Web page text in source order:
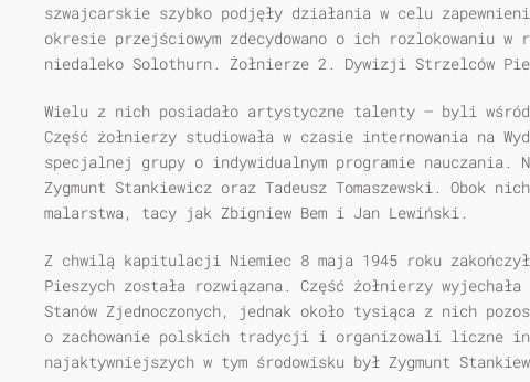
szwajcarskie szybko podjęły działania w celu
okresie przejściowym zdecydowano o ich rozlokowaniu
niedaleko Solothurn. Żołnierze 2. Dywizji Strzelców
Wielu z nich posiadało artystyczne talenty — byli
Część żołnierzy studiowała w czasie internowania na
specjalnej grupy o indywidualnym programie nauczania.
Zygmunt Stankiewicz oraz Tadeusz Tomaszewski. Obok
malarstwa, tacy jak Zbigniew Bem i Jan Lewiński.
Z chwilą kapitulacji Niemiec 8 maja 1945 roku
Pieszych została rozwiązana. Część żołnierzy
Stanów Zjednoczonych, jednak około tysiąca z nich
o zachowanie polskich tradycji i organizowali liczne
najaktywniejszych w tym środowisku był Zygmunt